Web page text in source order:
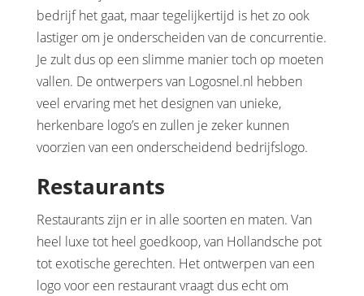
bedrijf het gaat, maar tegelijkertijd is het zo ook
lastiger om je onderscheiden van de concurrentie.
Je zult dus op een slimme manier toch op moeten
vallen. De ontwerpers van Logosnel.nl hebben
veel ervaring met het designen van unieke,
herkenbare logo’s en zullen je zeker kunnen
voorzien van een onderscheidend bedrijfslogo.
Restaurants
Restaurants zijn er in alle soorten en maten. Van
heel luxe tot heel goedkoop, van Hollandsche pot
tot exotische gerechten. Het ontwerpen van een
logo voor een restaurant vraagt dus echt om